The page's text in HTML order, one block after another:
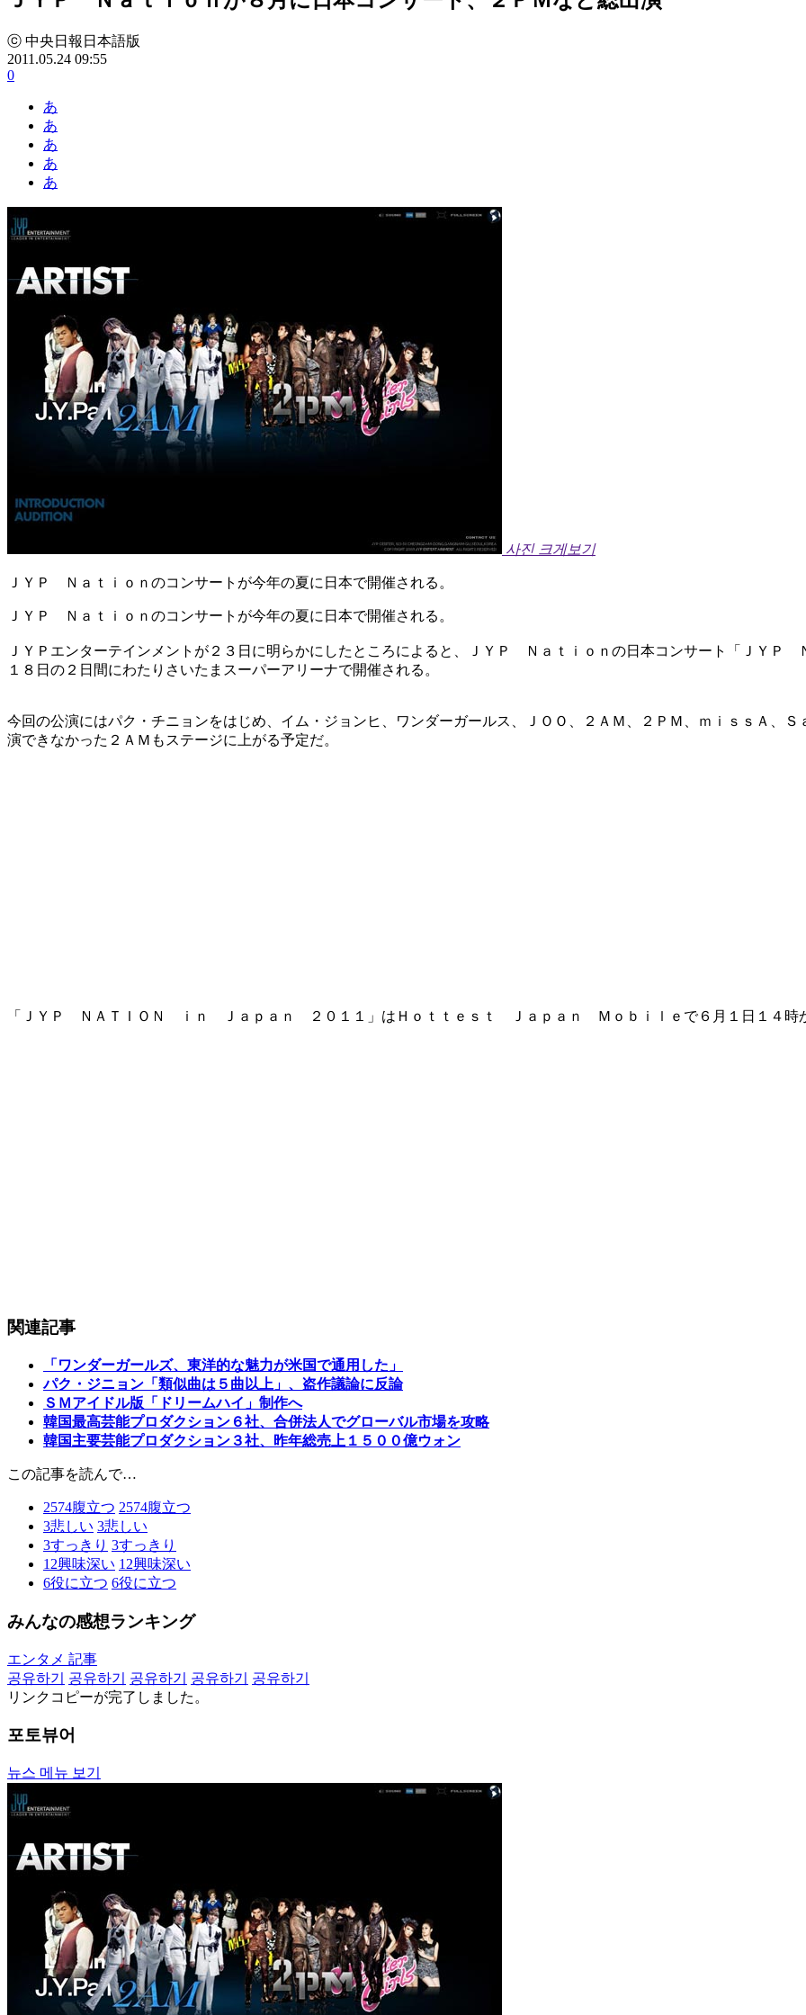
ⓒ 中央日報日本語版
2011.05.24 09:55
0
あ
あ
あ
あ
あ
사진 크게보기
ＪＹＰ Ｎａｔｉｏｎのコンサートが今年の夏に日本で開催される。
ＪＹＰ Ｎａｔｉｏｎのコンサートが今年の夏に日本で開催される。
ＪＹＰエンターテインメントが２３日に明らかにしたところによると、ＪＹＰ Ｎａｔｉｏｎの日本コンサート「Ｊ
１８日の２日間にわたりさいたまスーパーアリーナで開催される。
今回の公演にはパク・チニョンをはじめ、イム・ジョンヒ、ワンダーガールス、ＪＯＯ、２ＡＭ、２ＰＭ、ｍｉｓｓＡ、
演できなかった２ＡＭもステージに上がる予定だ。
「ＪＹＰ ＮＡＴＩＯＮ ｉｎ Ｊａｐａｎ ２０１１」はＨｏｔｔｅｓｔ Ｊａｐａｎ Ｍｏｂｉｌｅで６月１日１４時か
関連記事
「ワンダーガールズ、東洋的な魅力が米国で通用した」
パク・ジニョン「類似曲は５曲以上」、盗作議論に反論
ＳＭアイドル版「ドリームハイ」制作へ
韓国最高芸能プロダクション６社、合併法人でグローバル市場を攻略
韓国主要芸能プロダクション３社、昨年総売上１５００億ウォン
この記事を読んで…
2574腹立つ 2574腹立つ
3悲しい 3悲しい
3すっきり 3すっきり
12興味深い 12興味深い
6役に立つ 6役に立つ
みんなの感想ランキング
エンタメ 記事
공유하기
공유하기 공유하기 공유하기
공유하기
リンクコピーが完了しました。
포토뷰어
뉴스 메뉴 보기